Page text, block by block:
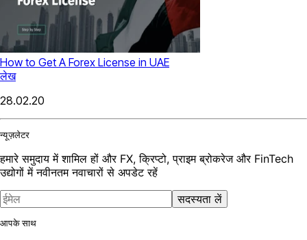
How to Get A Forex License in UAE
लेख
28.02.20
न्यूज़लेटर
हमारे समुदाय में शामिल हों और FX, क्रिप्टो, प्राइम ब्रोकरेज और FinTech
उद्योगों में नवीनतम नवाचारों से अपडेट रहें
सदस्यता लें
आपके साथ